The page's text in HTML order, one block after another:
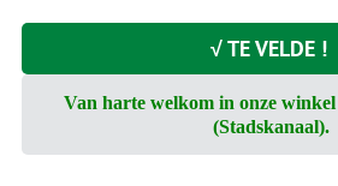
√ TE VELDE !
Van harte welkom in onze
(Stadskanaal).